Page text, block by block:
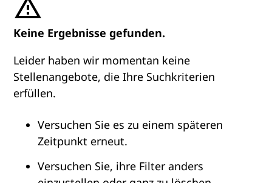
Keine Ergebnisse gefunden.
Leider haben wir momentan keine
Stellenangebote, die Ihre Suchkriterien
erfüllen.
Versuchen Sie es zu einem späteren
Zeitpunkt erneut.
Versuchen Sie, ihre Filter anders